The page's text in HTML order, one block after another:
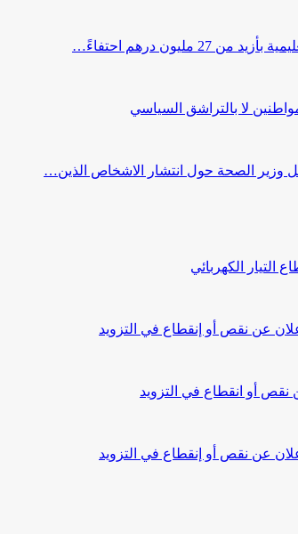
درهم احتفاءً…
لا بالتراشق السياسي
وزير الصحة حول انتشار الاشخاص الذين…
الكهربائي
عن نقص أو إنقطاع في التزويد
أو انقطاع في التزويد
عن نقص أو إنقطاع في التزويد